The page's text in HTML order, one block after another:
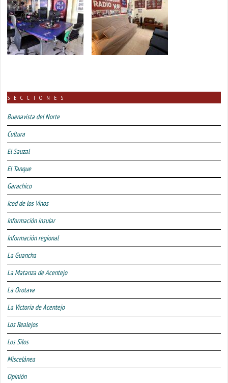
SECCIONES
Buenavista del Norte
Cultura
El Sauzal
El Tanque
Garachico
Icod de los Vinos
Información insular
Información regional
La Guancha
La Matanza de Acentejo
La Orotava
La Victoria de Acentejo
Los Realejos
Los Silos
Miscelánea
Opinión